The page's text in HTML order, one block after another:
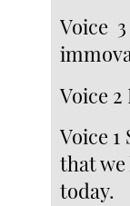
Voice
Voice
Voice
that we
today.